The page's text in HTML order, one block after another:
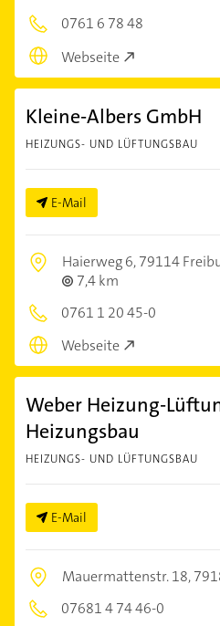
0761 6 78 48
Webseite
Kleine-Albers GmbH
HEIZUNGS- UND LÜFTUNGSBAU
E-Mail
Haierweg 6,79114
7,4 km
0761 1 20 45-0
Webseite
Weber Heizung-
Heizungsbau
HEIZUNGS- UND LÜFTUNGSBAU
E-Mail
Mauermattenstr. 18,
07681 4 74 46-0